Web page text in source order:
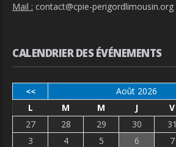
Mail : contact@cpie-perigordlimousin.org
CALENDRIER DES ÉVÉNEMENTS
<< Août 2026
L M M J V
27
28 29 30 31
3
4 5 6 7